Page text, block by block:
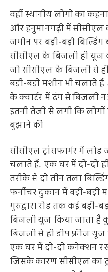
वहीं स्थानीय लोगों का
और हनुमानगढ़ी में सीसीएल
जमीन पर बड़ी-बड़ी
सीसीएल के बिजली ही
जो सीसीएल के बिजली से
बड़ी-बड़ी मशीन भी चलाते
के क्वार्टर में ढंग से बिजली
इतनी तेजी से लगी कि
बुझाने की
सीसीएल ट्रांसफार्मर में
चलाते हैं. एक घर में दो-दो
तरीके से दो तीन तला
फर्नीचर दुकान में बड़ी-बड़ी
गुरुद्वारा रोड तक कई बड़ी-
बिजली यूज किया जाता है
बिजली से ही डीप फ्रीज
एक घर में दो-दो कनेक्शन
जिसके कारण सीसीएल का